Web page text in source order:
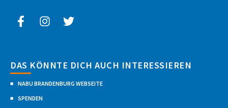
DAS KÖNNTE DICH AUCH INTERESSIEREN
NABU BRANDENBURG WEBSEITE
SPENDEN